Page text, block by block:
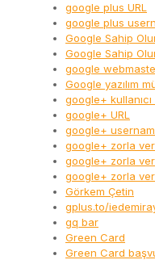
google plus URL
google plus
Google Sahip
Google Sahip
google
Google yazılım
google+ kullanıcı
google+ URL
google+
google+ zorla
google+ zorla
google+ zorla
Görkem Çetin
gplus.to/
gq bar
Green Card
Green Card